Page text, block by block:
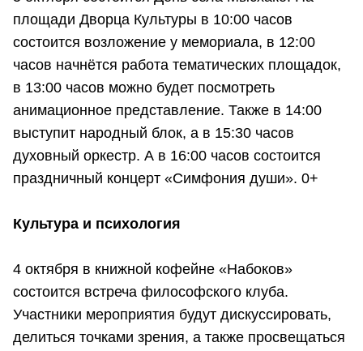
площади Дворца Культуры в 10:00 часов
состоится возложение у мемориала, в 12:00
часов начнётся работа тематических площадок,
в 13:00 часов можно будет посмотреть
анимационное представление. Также в 14:00
выступит народный блок, а в 15:30 часов
духовный оркестр. А в 16:00 часов состоится
праздничный концерт «Симфония души». 0+
Культура и психология
4 октября в книжной кофейне «Набоков»
состоится встреча философского клуба.
Участники мероприятия будут дискуссировать,
делиться точками зрения, а также просвещаться